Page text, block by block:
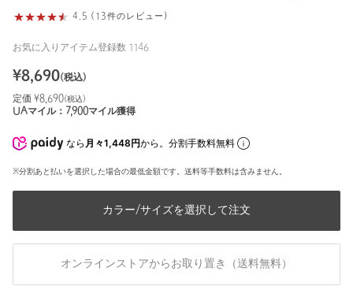
4.5 (13件のレビュー)
お気に入りアイテム登録数 1146
¥8,690(税込)
定価 ¥8,690(税込)
UAマイル： 7,900マイル獲得
なら 月々1,448円から。分割手数料無料
※分割あと払いを選択した場合の最低金額です。送料等手数料は含みません。
カラー/サイズを選択して注文
オンラインストアからお取り置き（送料無料）